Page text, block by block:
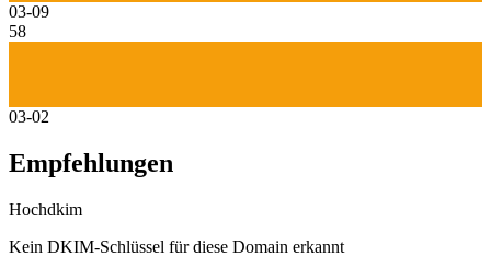
03-09
58
03-02
Empfehlungen
Hochdkim
Kein DKIM-Schlüssel für diese Domain erkannt